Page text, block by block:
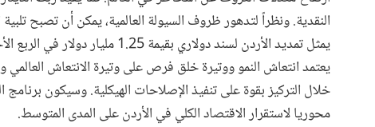
النقدية. ونظراً لتدهور ظروف السيولة العالمية، يمكن أن تصبح
يعتمد انتعاش النمو ووتيرة خلق فرص على وتيرة الانتعاش العالمي
خلال التركيز بقوة على تنفيذ الإصلاحات الهيكلية. وسيكون
محوريا لاستقرار الاقتصاد الكلي في الأردن على المدى المتوسط.